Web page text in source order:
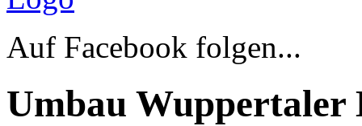
Auf Facebook folgen...
Umbau Wuppertaler